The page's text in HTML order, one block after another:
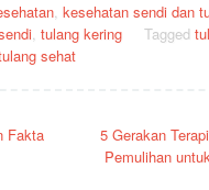
, kesehatan sendi dan
, tulang kering Tagged
sehat
Fakta
5 Gerakan
Pemulihan